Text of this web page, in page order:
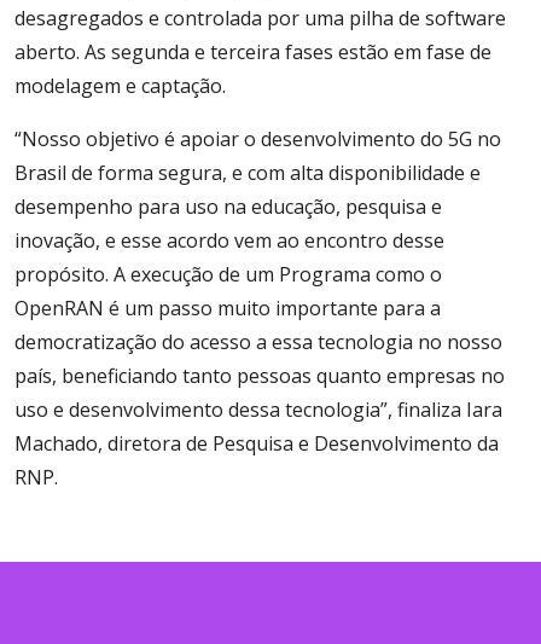
desagregados e controlada por uma pilha de software
aberto. As segunda e terceira fases estão em fase de
modelagem e captação.
“Nosso objetivo é apoiar o desenvolvimento do 5G no
Brasil de forma segura, e com alta disponibilidade e
desempenho para uso na educação, pesquisa e
inovação, e esse acordo vem ao encontro desse
propósito. A execução de um Programa como o
OpenRAN é um passo muito importante para a
democratização do acesso a essa tecnologia no nosso
país, beneficiando tanto pessoas quanto empresas no
uso e desenvolvimento dessa tecnologia”, finaliza Iara
Machado, diretora de Pesquisa e Desenvolvimento da
RNP.